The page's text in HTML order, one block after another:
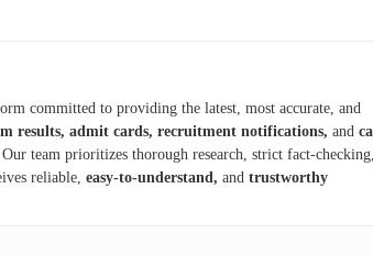
committed to providing the latest, most accurate, and
results, admit cards, recruitment notifications, and
team prioritizes thorough research, strict fact-
reliable, easy-to-understand, andtrustworthy